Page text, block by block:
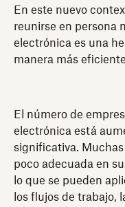
En este nuevo
reunirse en persona
electrónica es una
manera más
El número de
electrónica está
significativa.
poco adecuada en
lo que se pueden
los flujos de trabajo,